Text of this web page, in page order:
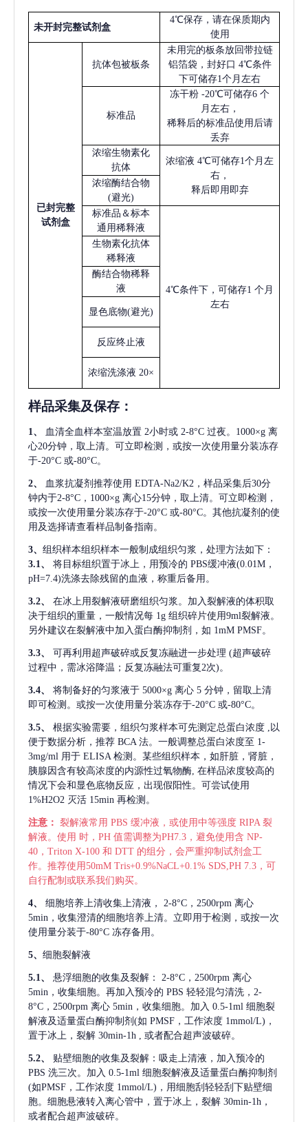
未开封完整试剂盒
4℃保存，请在保质期内
使用
已封完整
试剂盒
抗体包被板条
未用完的板条放回带拉链
铝箔袋，封好口 4℃条件
下可储存1个月左右
标准品
冻干粉 -20℃可储存6 个
月左右，
稀释后的标准品使用后请
丢弃
浓缩生物素化
抗体
浓缩液 4℃可储存1个月左
右，
释后即用即弃
浓缩酶结合物
(避光)
标准品＆标本
通用稀释液
4℃条件下，可储存1 个月
左右
生物素化抗体
稀释液
酶结合物稀释
液
显色底物(避光)
反应终止液
浓缩洗涤液 20×
样品采集及保存 ：
1、 血清全血样本室温放置 2小时或 2-8°C 过夜。1000×g 离
心20分钟，取上清。可立即检测，或按一次使用量分装冻存
于-20°C 或-80°C。
2、 血浆抗凝剂推荐使用 EDTA-Na2/K2，样品采集后30分
钟内于2-8°C，1000×g 离心15分钟，取上清。可立即检测，
或按一次使用量分装冻存于-20°C 或-80°C。其他抗凝剂的使
用及选择请查看样品制备指南。
3、 组织样本组织样本一般制成组织匀浆，处理方法如下：
3.1、
将目标组织置于冰上，用预冷的 PBS缓冲液(0.01M，
pH=7.4)洗涤去除残留的血液，称重后备用。
3.2、
在冰上用裂解液研磨组织匀浆。加入裂解液的体积取
决于组织的重量，一般情况每 1g 组织碎片使用9ml裂解液。
另外建议在裂解液中加入蛋白酶抑制剂，如 1mM PMSF。
3.3、 可再利用超声破碎或反复冻融进一步处理 (超声破碎
过程中，需冰浴降温；反复冻融法可重复2次)。
3.4、 将制备好的匀浆液于 5000×g 离心 5 分钟，留取上清
即可检测。或按一次使用量分装冻存于-20°C 或-80°C。
3.5、 根据实验需要，组织匀浆样本可先测定总蛋白浓度
,以
便于数据分析，推荐 BCA 法。一般调整总蛋白浓度至 1-
3mg/ml 用于 ELISA 检测。某些组织样本，如肝脏，肾脏，
胰腺因含有较高浓度的内源性过氧物酶, 在样品浓度较高的
情况下会和显色底物反应，出现假阳性。可尝试使用
1%H2O2 灭活 15min 再检测。
注意： 裂解液常用 PBS 缓冲液，或使用中等强度 RIPA 裂
解液。使用 时，PH 值需调整为PH7.3，避免使用含 NP-
40，Triton X-100 和 DTT 的组分，会严重抑制试剂盒工
作。推荐使用50mM Tris+0.9%NaCL+0.1% SDS,PH 7.3，可
自行配制或联系我们购买。
4、 细胞培养上清收集上清液，
2-8°C，2500rpm 离心
5min，收集澄清的细胞培养上清。立即用于检测，或按一次
使用量分装于-80°C 冻存备用。
5、 细胞裂解液
5.1、 悬浮细胞的收集及裂解：
2-8°C，2500rpm 离心
5min，收集细胞。再加入预冷的 PBS 轻轻混匀清洗，2-
8°C，2500rpm 离心 5min，收集细胞。加入 0.5-1ml 细胞裂
解液及适量蛋白酶抑制剂(如 PMSF，工作浓度 1mmol/L)，
置于冰上，裂解 30min-1h , 或者配合超声波破碎。
5.2、
贴壁细胞的收集及裂解：吸走上清液，加入预冷的
PBS 洗三次。加入 0.5-1ml 细胞裂解液及适量蛋白酶抑制剂
(如PMSF，工作浓度 1mmol/L)，用细胞刮轻轻刮下贴壁细
胞。细胞悬液转入离心管中，置于冰上，裂解 30min-1h，
或者配合超声波破碎。